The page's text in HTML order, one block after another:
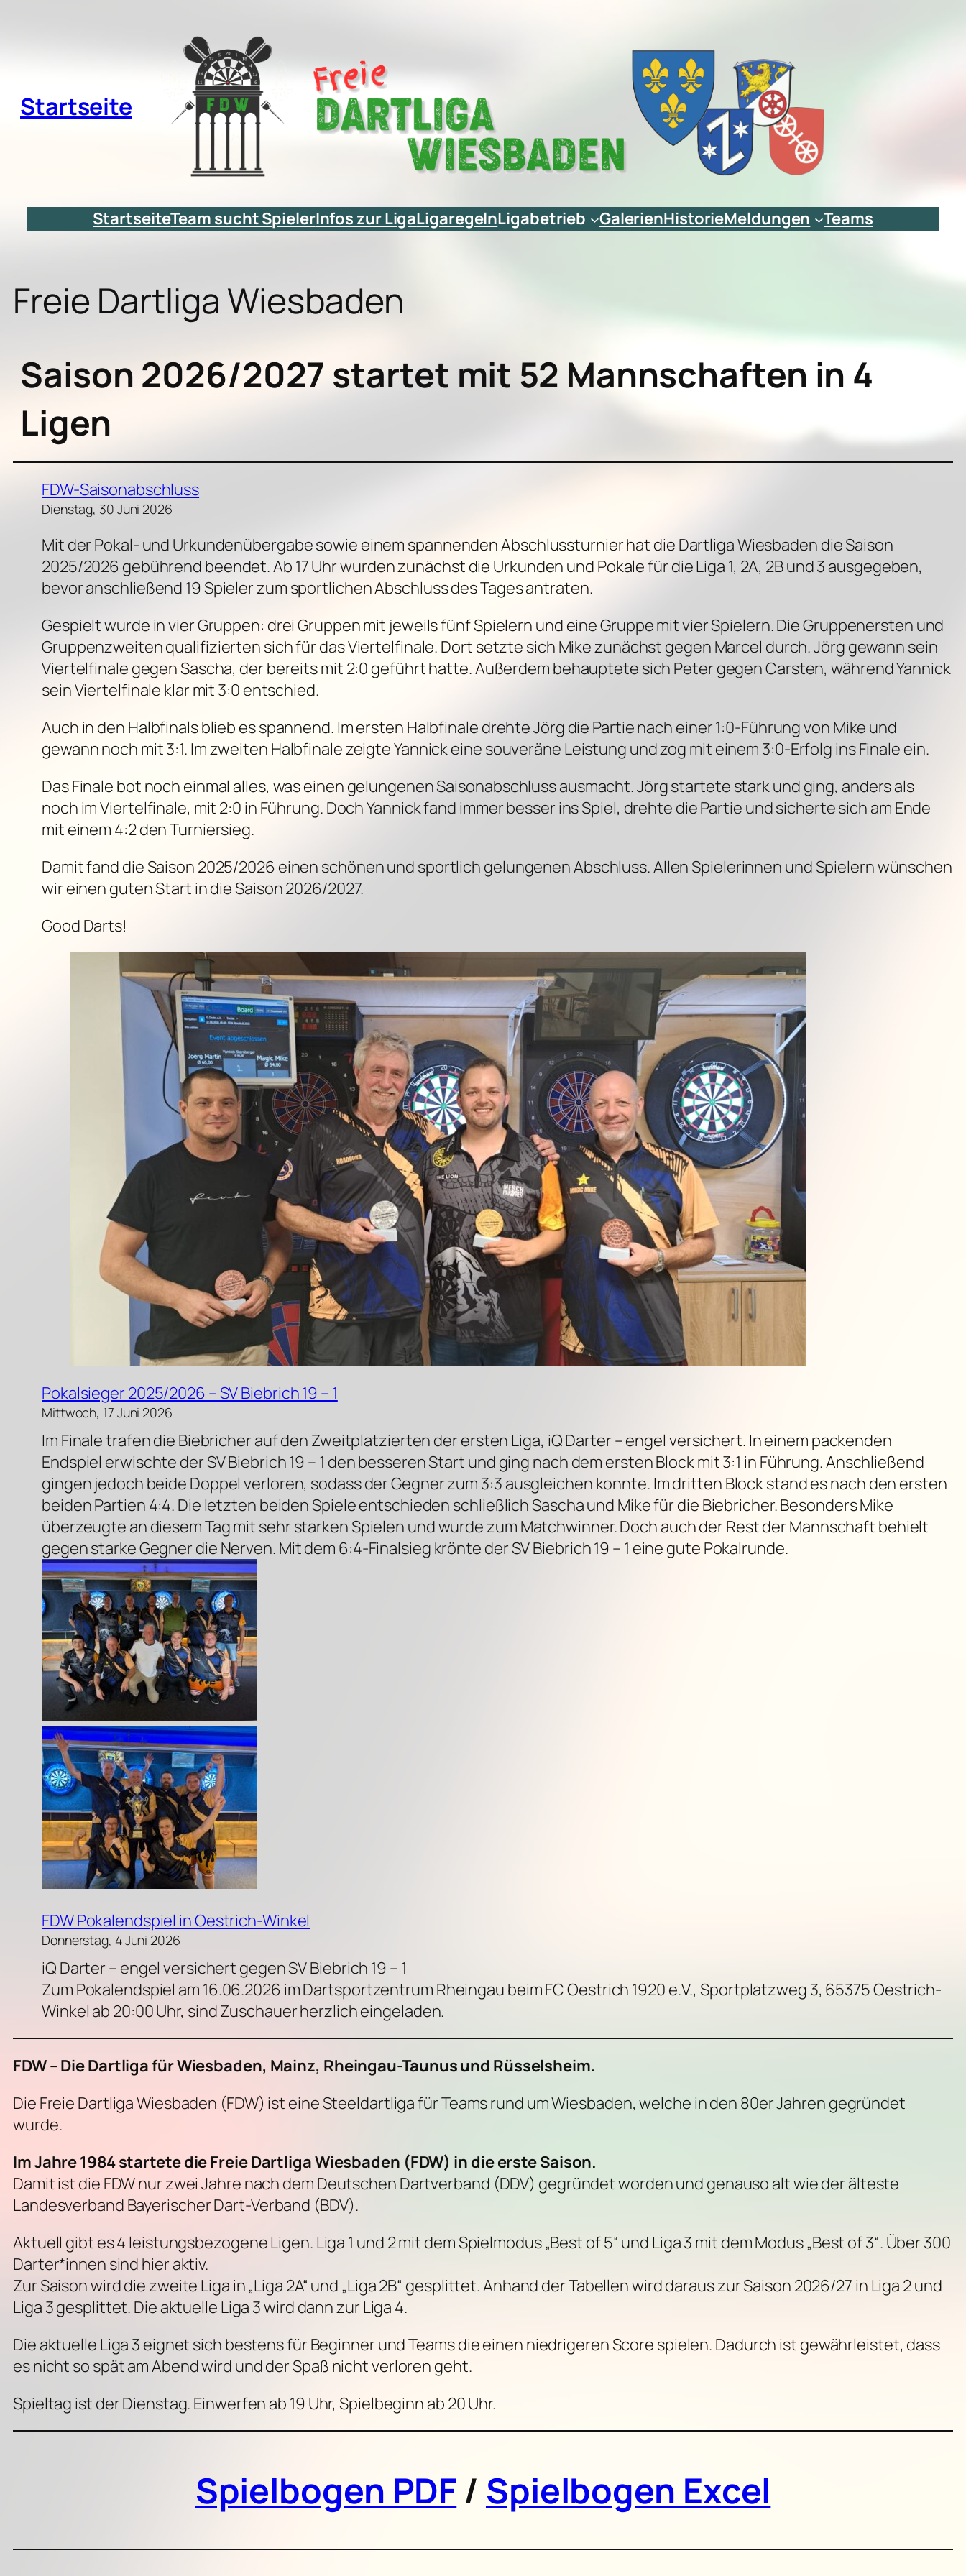
Startseite
StartseiteTeam sucht SpielerInfos zur LigaLigaregelnLigabetrieb GalerienHistorieMeldungen Teams
Freie Dartliga Wiesbaden
Saison 2026/2027 startet mit 52 Mannschaften in 4
Ligen
FDW-Saisonabschluss
Dienstag, 30 Juni 2026
Mit der Pokal- und Urkundenübergabe sowie einem spannenden Abschlussturnier hat die Dartliga Wiesbaden die Saison
2025/2026 gebührend beendet. Ab 17 Uhr wurden zunächst die Urkunden und Pokale für die Liga 1, 2A, 2B und 3 ausgegeben,
bevor anschließend 19 Spieler zum sportlichen Abschluss des Tages antraten.
Gespielt wurde in vier Gruppen: drei Gruppen mit jeweils fünf Spielern und eine Gruppe mit vier Spielern. Die Gruppenersten und
Gruppenzweiten qualifizierten sich für das Viertelfinale. Dort setzte sich Mike zunächst gegen Marcel durch. Jörg gewann sein
Viertelfinale gegen Sascha, der bereits mit 2:0 geführt hatte. Außerdem behauptete sich Peter gegen Carsten, während Yannick
sein Viertelfinale klar mit 3:0 entschied.
Auch in den Halbfinals blieb es spannend. Im ersten Halbfinale drehte Jörg die Partie nach einer 1:0-Führung von Mike und
gewann noch mit 3:1. Im zweiten Halbfinale zeigte Yannick eine souveräne Leistung und zog mit einem 3:0-Erfolg ins Finale ein.
Das Finale bot noch einmal alles, was einen gelungenen Saisonabschluss ausmacht. Jörg startete stark und ging, anders als
noch im Viertelfinale, mit 2:0 in Führung. Doch Yannick fand immer besser ins Spiel, drehte die Partie und sicherte sich am Ende
mit einem 4:2 den Turniersieg.
Damit fand die Saison 2025/2026 einen schönen und sportlich gelungenen Abschluss. Allen Spielerinnen und Spielern wünschen
wir einen guten Start in die Saison 2026/2027.
Good Darts!
Pokalsieger 2025/2026 – SV Biebrich 19 – 1
Mittwoch, 17 Juni 2026
Im Finale trafen die Biebricher auf den Zweitplatzierten der ersten Liga, iQ Darter – engel versichert. In einem packenden
Endspiel erwischte der SV Biebrich 19 – 1 den besseren Start und ging nach dem ersten Block mit 3:1 in Führung. Anschließend
gingen jedoch beide Doppel verloren, sodass der Gegner zum 3:3 ausgleichen konnte. Im dritten Block stand es nach den ersten
beiden Partien 4:4. Die letzten beiden Spiele entschieden schließlich Sascha und Mike für die Biebricher. Besonders Mike
überzeugte an diesem Tag mit sehr starken Spielen und wurde zum Matchwinner. Doch auch der Rest der Mannschaft behielt
gegen starke Gegner die Nerven. Mit dem 6:4-Finalsieg krönte der SV Biebrich 19 – 1 eine gute Pokalrunde.
FDW Pokalendspiel in Oestrich-Winkel
Donnerstag, 4 Juni 2026
iQ Darter – engel versichert gegen SV Biebrich 19 – 1
Zum Pokalendspiel am 16.06.2026 im Dartsportzentrum Rheingau beim FC Oestrich 1920 e.V., Sportplatzweg 3, 65375 Oestrich-
Winkel ab 20:00 Uhr, sind Zuschauer herzlich eingeladen.
FDW – Die Dartliga für Wiesbaden, Mainz, Rheingau-Taunus und Rüsselsheim.
Die Freie Dartliga Wiesbaden (FDW) ist eine Steeldartliga für Teams rund um Wiesbaden, welche in den 80er Jahren gegründet
wurde.
Im Jahre 1984 startete die Freie Dartliga Wiesbaden (FDW) in die erste Saison.
Damit ist die FDW nur zwei Jahre nach dem Deutschen Dartverband (DDV) gegründet worden und genauso alt wie der älteste
Landesverband Bayerischer Dart-Verband (BDV).
Aktuell gibt es 4 leistungsbezogene Ligen. Liga 1 und 2 mit dem Spielmodus „Best of 5“ und Liga 3 mit dem Modus „Best of 3“. Über 300
Darter*innen sind hier aktiv.
Zur Saison wird die zweite Liga in „Liga 2A“ und „Liga 2B“ gesplittet. Anhand der Tabellen wird daraus zur Saison 2026/27 in Liga 2 und
Liga 3 gesplittet. Die aktuelle Liga 3 wird dann zur Liga 4.
Die aktuelle Liga 3 eignet sich bestens für Beginner und Teams die einen niedrigeren Score spielen. Dadurch ist gewährleistet, dass
es nicht so spät am Abend wird und der Spaß nicht verloren geht.
Spieltag ist der Dienstag. Einwerfen ab 19 Uhr, Spielbeginn ab 20 Uhr.
Spielbogen PDF / Spielbogen Excel